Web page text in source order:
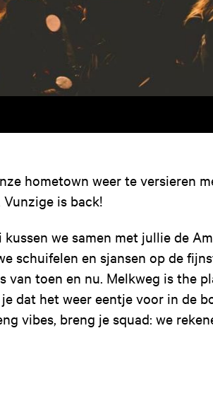
hometown weer te versieren
Vunzige is back!
we samen met jullie de
schuifelen en sjansen op de
van toen en nu. Melkweg is the
dat het weer eentje voor in de
vibes, breng je squad: we